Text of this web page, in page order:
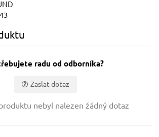
radu od odborníka?
Zaslat dotaz
nebyl nalezen žádný dotaz